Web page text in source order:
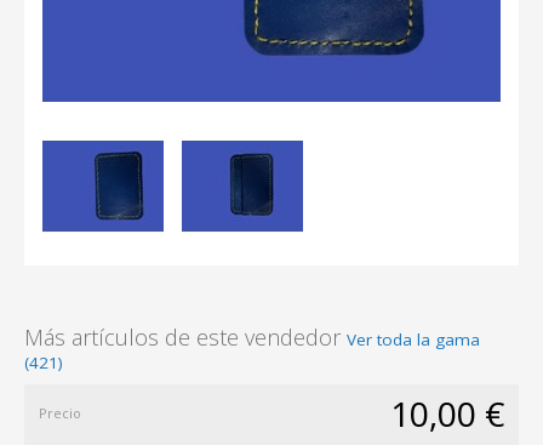
Más artículos de este vendedor Ver toda la gama
(421)
Precio 10,00 €